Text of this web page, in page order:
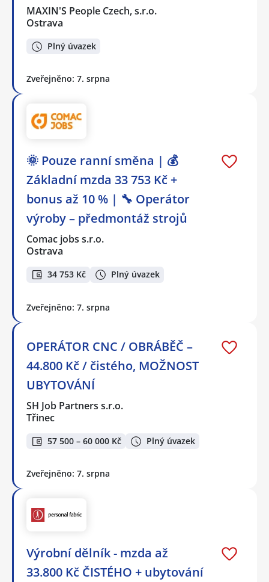
MAXIN'S People Czech, s.r.o.
Ostrava
Plný úvazek
Zveřejněno: 7. srpna
🌞 Pouze ranní směna | 💰
Základní mzda 33 753 Kč +
bonus až 10 % | 🔧 Operátor
výroby – předmontáž strojů
Comac jobs s.r.o.
Ostrava
34 753 Kč Plný úvazek
Zveřejněno: 7. srpna
OPERÁTOR CNC / OBRÁBĚČ –
44.800 Kč / čistého, MOŽNOST
UBYTOVÁNÍ
SH Job Partners s.r.o.
Třinec
57 500 – 60 000 Kč Plný úvazek
Zveřejněno: 7. srpna
Výrobní dělník - mzda až
33.800 Kč ČISTÉHO + ubytování